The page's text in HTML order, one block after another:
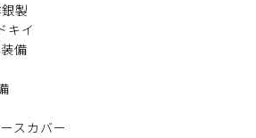
製
キイ
備
スカバー